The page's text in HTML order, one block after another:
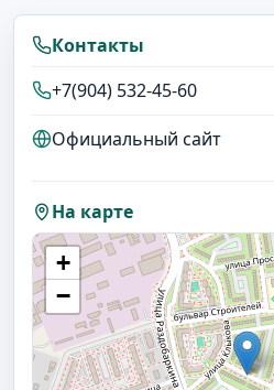
Контакты
+7(904) 532-45-60
Официальный сайт
На карте
+
−